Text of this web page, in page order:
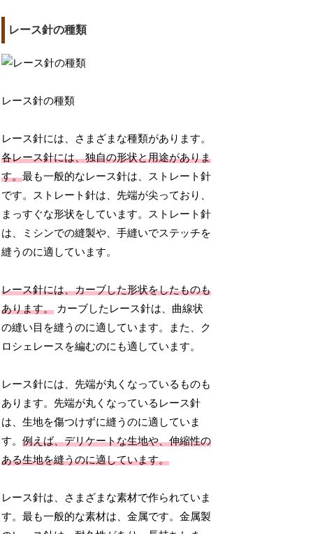
レース針の種類
レース針の種類
レース針には、さまざまな種類があります。
各レース針には、独自の形状と用途がありま
す。最も一般的なレース針は、ストレート針
です。ストレート針は、先端が尖っており、
まっすぐな形状をしています。ストレート針
は、ミシンでの縫製や、手縫いでステッチを
縫うのに適しています。
レース針には、カーブした形状をしたものも
あります。 カーブしたレース針は、曲線状
の縫い目を縫うのに適しています。また、ク
ロシェレースを編むのにも適しています。
レース針には、先端が丸くなっているものも
あります。先端が丸くなっているレース針
は、生地を傷つけずに縫うのに適していま
す。例えば、デリケートな生地や、伸縮性の
ある生地を縫うのに適しています。
レース針は、さまざまな素材で作られていま
す。最も一般的な素材は、金属です。金属製